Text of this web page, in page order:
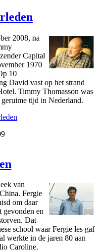
2008, na
Capital
1970
10
David vast op het strand
Timmy Thomasson was
tijd in Nederland.
van
Fergie
om daar
gevonden en
Dat
school waar Fergie les gaf
werkte in de jaren 80 aan
Caroline.